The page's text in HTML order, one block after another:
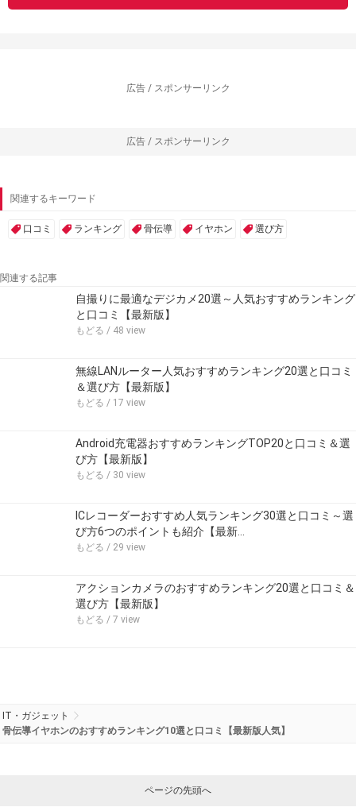
広告 / スポンサーリンク
広告 / スポンサーリンク
関連するキーワード
口コミ ランキング 骨伝導 イヤホン 選び方
関連する記事
自撮りに最適なデジカメ20選～人気おすすめランキング
と口コミ【最新版】
もどる / 48 view
無線LANルーター人気おすすめランキング20選と口コミ
＆選び方【最新版】
もどる / 17 view
Android充電器おすすめランキングTOP20と口コミ＆選
び方【最新版】
もどる / 30 view
ICレコーダーおすすめ人気ランキング30選と口コミ～選
び方6つのポイントも紹介【最新…
もどる / 29 view
アクションカメラのおすすめランキング20選と口コミ＆
選び方【最新版】
もどる / 7 view
IT・ガジェット
骨伝導イヤホンのおすすめランキング10選と口コミ【最新版人気】
ページの先頭へ